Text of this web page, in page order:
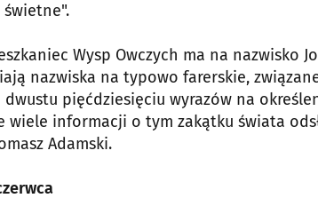
Wysp Owczych ma na nazwisko
nazwiska na typowo farerskie,
pięćdziesięciu wyrazów na
wiele informacji o tym zakątku świata
Adamski.